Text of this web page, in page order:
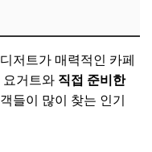
저트가 매력적인 카페
요거트와 직접 준비한
들이 많이 찾는 인기